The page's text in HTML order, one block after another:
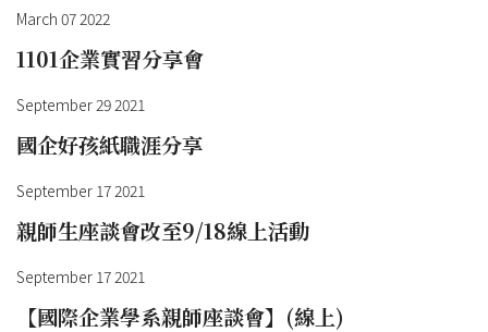
March 07 2022
1101企業實習分享會
September 29 2021
國企好孩紙職涯分享
September 17 2021
親師生座談會改至9/18線上活動
September 17 2021
【國際企業學系親師座談會】(線上)